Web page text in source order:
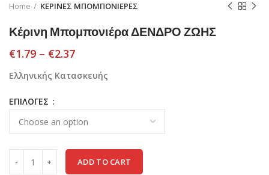
Home ΚΕΡΙΝΕΣ ΜΠΟΜΠΟΝΙΕΡΕΣ
Κέρινη Μπομπονιέρα ΔΕΝΔΡΟ ΖΩΗΣ
€1.79 – €2.37
Ελληνικής Κατασκευής
ΕΠΙΛΟΓΕΣ
ADD TO CART